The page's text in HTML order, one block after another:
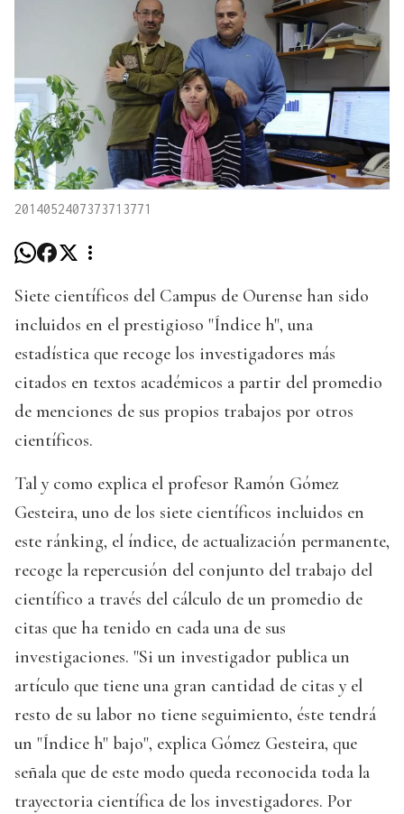
2014052407373713771
Siete científicos del Campus de Ourense han sido
incluidos en el prestigioso "Índice h", una
estadística que recoge los investigadores más
citados en textos académicos a partir del promedio
de menciones de sus propios trabajos por otros
científicos.
Tal y como explica el profesor Ramón Gómez
Gesteira, uno de los siete científicos incluidos en
este ránking, el índice, de actualización permanente,
recoge la repercusión del conjunto del trabajo del
científico a través del cálculo de un promedio de
citas que ha tenido en cada una de sus
investigaciones. "Si un investigador publica un
artículo que tiene una gran cantidad de citas y el
resto de su labor no tiene seguimiento, éste tendrá
un "Índice h" bajo", explica Gómez Gesteira, que
señala que de este modo queda reconocida toda la
trayectoria científica de los investigadores. Por